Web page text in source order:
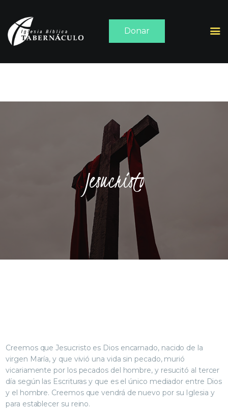
Donar
Jesucristo
SERMONES
Creemos que Jesucristo es Dios encarnado, nacido de la
virgen María, y que vivió una vida sin pecado, murió
vicariamente por los pecados del hombre, y resucitó al tercer
día según las Escrituras y que es el único mediador entre Dios
y el hombre. Creemos que vendrá de nuevo por su Iglesia y
para establecer su reino.